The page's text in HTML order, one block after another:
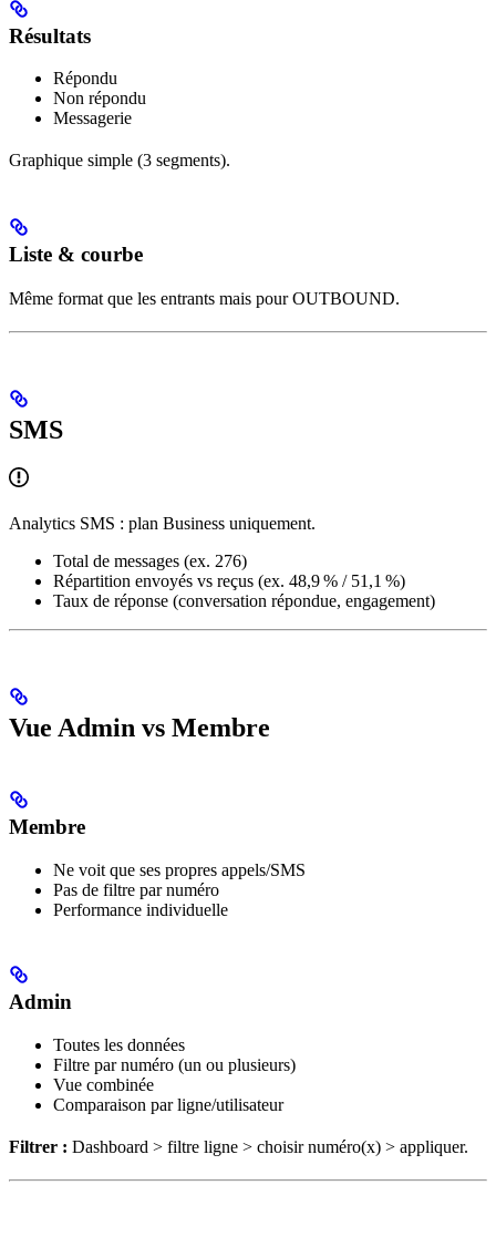
Résultats
Répondu
Non répondu
Messagerie
Graphique simple (3 segments).
Liste & courbe
Même format que les entrants mais pour OUTBOUND.
SMS
Analytics SMS : plan Business uniquement.
Total de messages (ex. 276)
Répartition envoyés vs reçus (ex. 48,9 % / 51,1 %)
Taux de réponse (conversation répondue, engagement)
Vue Admin vs Membre
Membre
Ne voit que ses propres appels/SMS
Pas de filtre par numéro
Performance individuelle
Admin
Toutes les données
Filtre par numéro (un ou plusieurs)
Vue combinée
Comparaison par ligne/utilisateur
Filtrer : Dashboard > filtre ligne > choisir numéro(x) > appliquer.